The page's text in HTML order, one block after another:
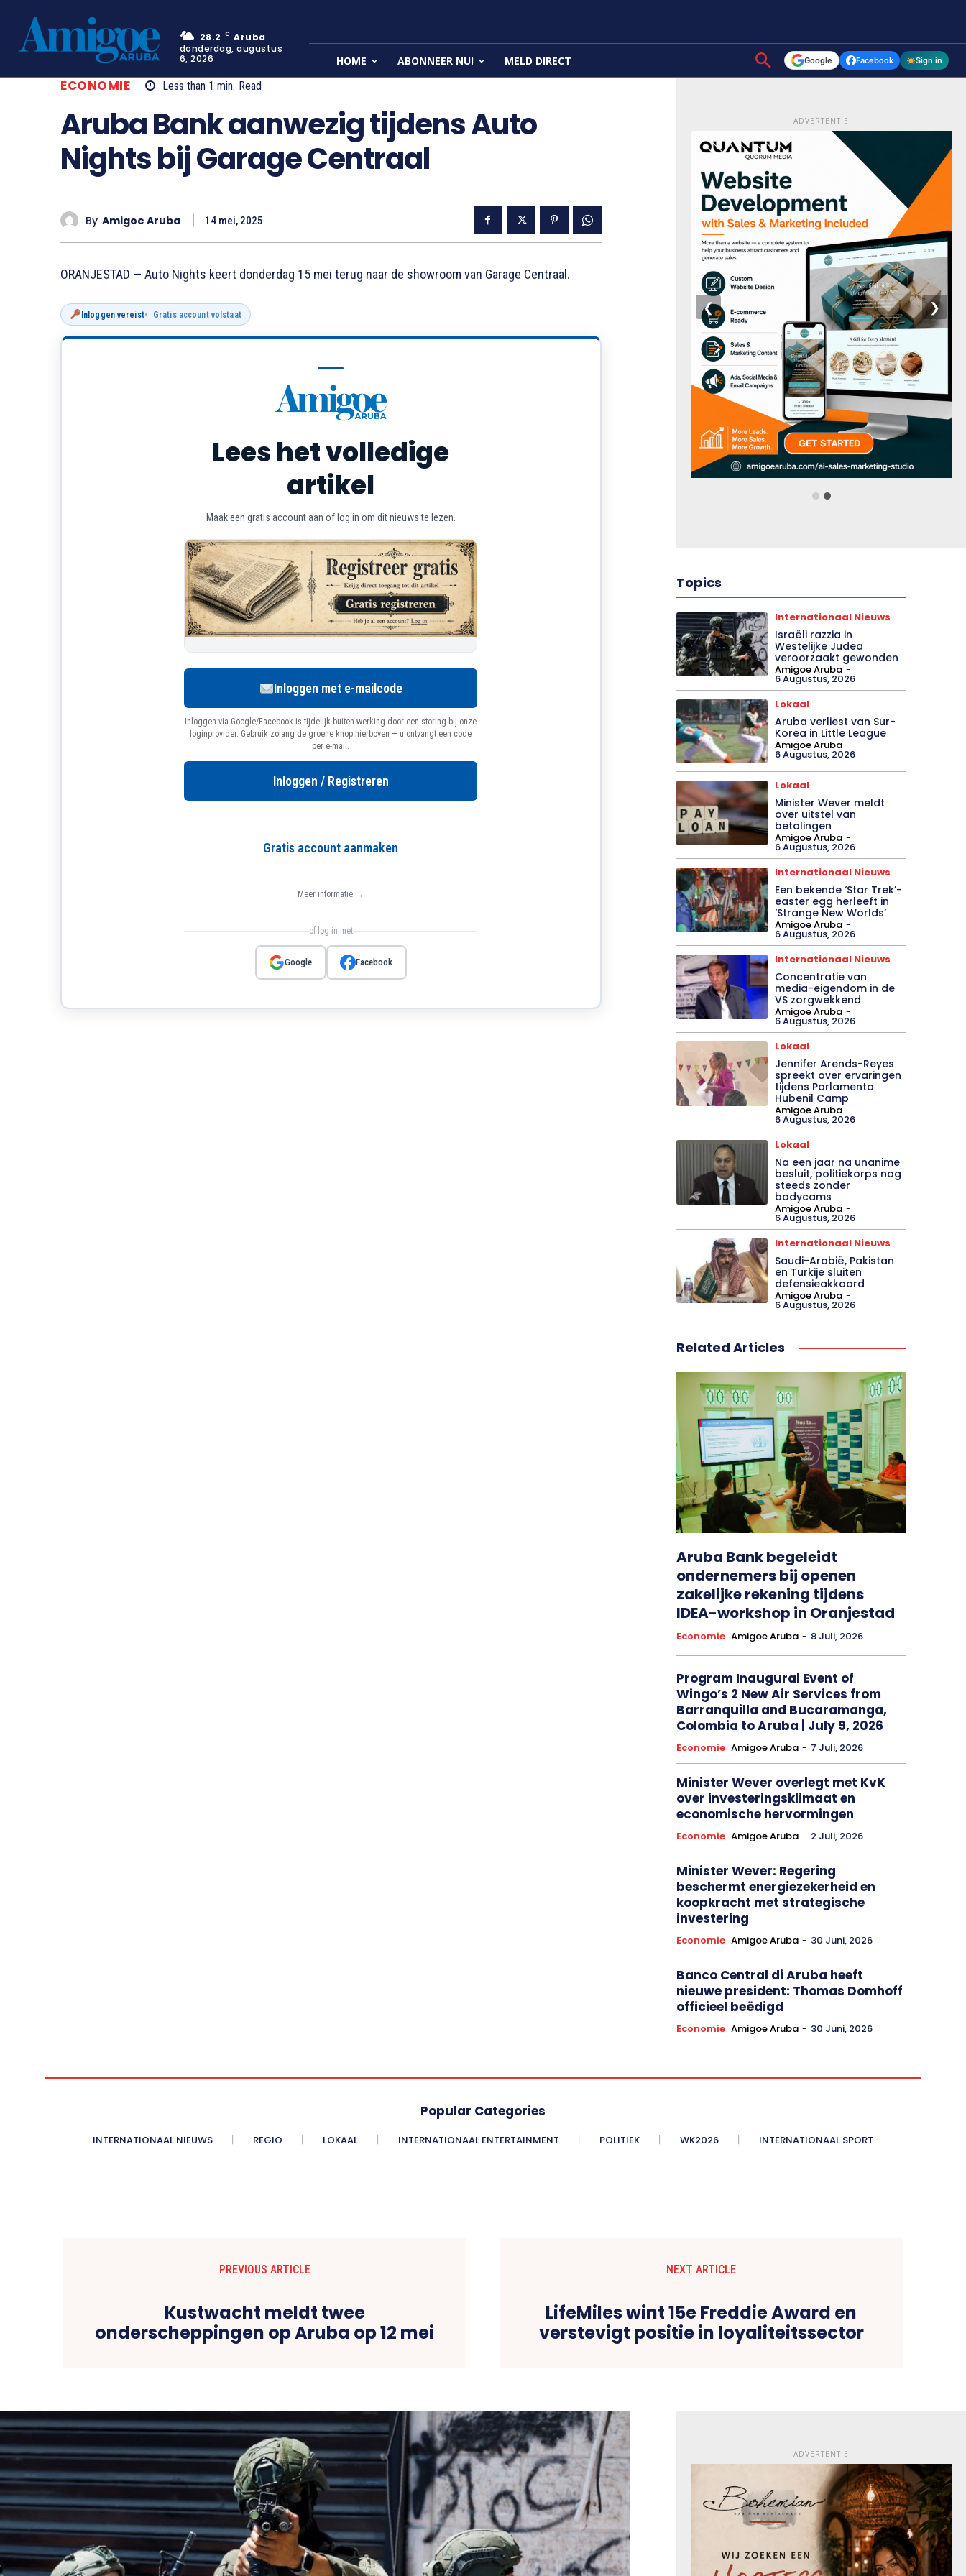
28.2 C Aruba
donderdag, augustus
6, 2026
HOME ABONNEER NU! MELD DIRECT Google Facebook Sign in
ECONOMIE Less than 1 min. Read
Aruba Bank aanwezig tijdens Auto
Nights bij Garage Centraal
By Amigoe Aruba 14 mei, 2025
ORANJESTAD — Auto Nights keert donderdag 15 mei terug naar de showroom van Garage Centraal.
Inloggen vereist Gratis account volstaat
Lees het volledige
artikel
Maak een gratis account aan of log in om dit nieuws te lezen.
Inloggen met e-mailcode
Inloggen via Google/Facebook is tijdelijk buiten werking door een storing bij onze
loginprovider. Gebruik zolang de groene knop hierboven — u ontvangt een code
per e-mail.
Inloggen / Registreren
Gratis account aanmaken
Meer informatie →
of log in met
Google Facebook
ADVERTENTIE
❮ ❯
Topics
Internationaal Nieuws
Israëli razzia in
Westelijke Judea
veroorzaakt gewonden
Amigoe Aruba -
6 Augustus, 2026
Lokaal
Aruba verliest van Sur-
Korea in Little League
Amigoe Aruba -
6 Augustus, 2026
Lokaal
Minister Wever meldt
over uitstel van
betalingen
Amigoe Aruba -
6 Augustus, 2026
Internationaal Nieuws
Een bekende ‘Star Trek’-
easter egg herleeft in
‘Strange New Worlds’
Amigoe Aruba -
6 Augustus, 2026
Internationaal Nieuws
Concentratie van
media-eigendom in de
VS zorgwekkend
Amigoe Aruba -
6 Augustus, 2026
Lokaal
Jennifer Arends-Reyes
spreekt over ervaringen
tijdens Parlamento
Hubenil Camp
Amigoe Aruba -
6 Augustus, 2026
Lokaal
Na een jaar na unanime
besluit, politiekorps nog
steeds zonder
bodycams
Amigoe Aruba -
6 Augustus, 2026
Internationaal Nieuws
Saudi-Arabië, Pakistan
en Turkije sluiten
defensieakkoord
Amigoe Aruba -
6 Augustus, 2026
Related Articles
Aruba Bank begeleidt
ondernemers bij openen
zakelijke rekening tijdens
IDEA-workshop in Oranjestad
Economie Amigoe Aruba - 8 Juli, 2026
Program Inaugural Event of
Wingo’s 2 New Air Services from
Barranquilla and Bucaramanga,
Colombia to Aruba | July 9, 2026
Economie Amigoe Aruba - 7 Juli, 2026
Minister Wever overlegt met KvK
over investeringsklimaat en
economische hervormingen
Economie Amigoe Aruba - 2 Juli, 2026
Minister Wever: Regering
beschermt energiezekerheid en
koopkracht met strategische
investering
Economie Amigoe Aruba - 30 Juni, 2026
Banco Central di Aruba heeft
nieuwe president: Thomas Domhoff
officieel beëdigd
Economie Amigoe Aruba - 30 Juni, 2026
Popular Categories
INTERNATIONAAL NIEUWS REGIO LOKAAL INTERNATIONAAL ENTERTAINMENT POLITIEK WK2026 INTERNATIONAAL SPORT
PREVIOUS ARTICLE
Kustwacht meldt twee
onderscheppingen op Aruba op 12 mei
NEXT ARTICLE
LifeMiles wint 15e Freddie Award en
verstevigt positie in loyaliteitssector